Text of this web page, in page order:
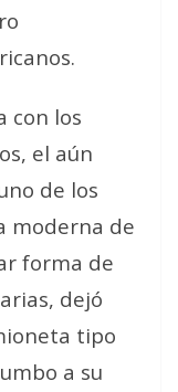
con los
el aún
de los
moderna de
forma de
dejó
tipo
a su